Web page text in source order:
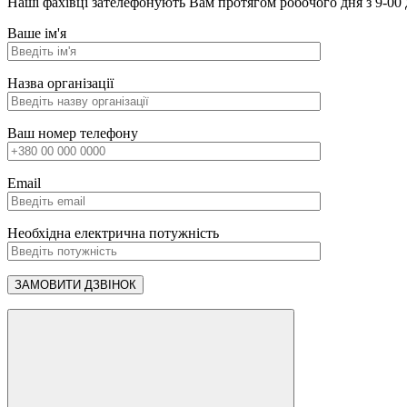
Ваше ім'я
Назва організації
Ваш номер телефону
Email
Необхідна електрична потужність